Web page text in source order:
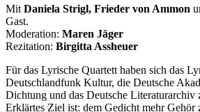
Mit Daniela Strigl, Frieder von Ammon
Gast.
Moderation: Maren Jäger
Rezitation: Birgitta Assheuer
Für das Lyrische Quartett haben sich das
Deutschlandfunk Kultur, die Deutsche
Dichtung und das Deutsche Literaturarchiv
Erklärtes Ziel ist: dem Gedicht mehr Gehör